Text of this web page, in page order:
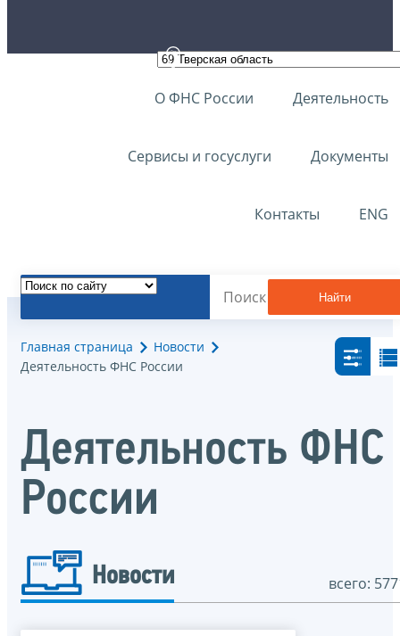
О ФНС России Деятельность
Сервисы и госуслуги Документы
Контакты ENG
Найти
Главная страница
Новости
Деятельность ФНС России
Деятельность ФНС
России
Новости всего: